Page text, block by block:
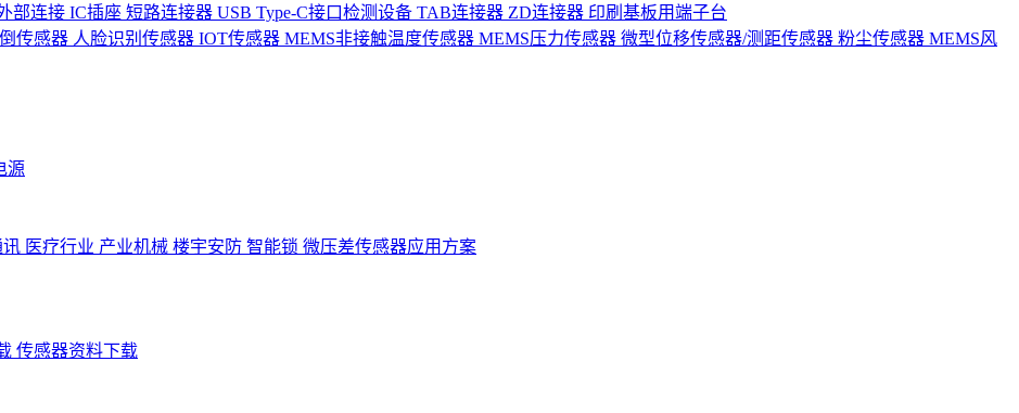
部连接 IC插座 短路连接器 USB Type-C接口检测设备 TAB连接器 ZD连接器 印刷基板用端子台
传感器 人脸识别传感器 IOT传感器 MEMS非接触温度传感器 MEMS压力传感器 微型位移传感器/测距传感器 粉尘传感器 MEMS风
源
讯 医疗行业 产业机械 楼宇安防 智能锁 微压差传感器应用方案
传感器资料下载